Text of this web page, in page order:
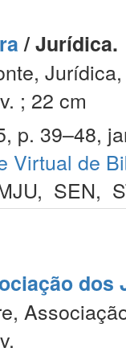
/ Jurídica.
; 22 cm
p. 39–48,
Virtual de
, SEN,
dos